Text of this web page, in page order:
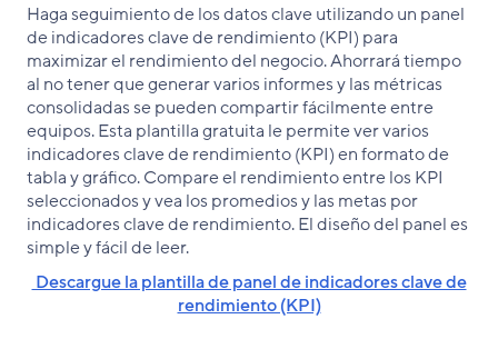
Haga seguimiento de los datos clave utilizando un panel
de indicadores clave de rendimiento (KPI) para
maximizar el rendimiento del negocio. Ahorrará tiempo
al no tener que generar varios informes y las métricas
consolidadas se pueden compartir fácilmente entre
equipos. Esta plantilla gratuita le permite ver varios
indicadores clave de rendimiento (KPI) en formato de
tabla y gráfico. Compare el rendimiento entre los KPI
seleccionados y vea los promedios y las metas por
indicadores clave de rendimiento. El diseño del panel es
simple y fácil de leer.
Descargue la plantilla de panel de indicadores clave de
rendimiento (KPI)